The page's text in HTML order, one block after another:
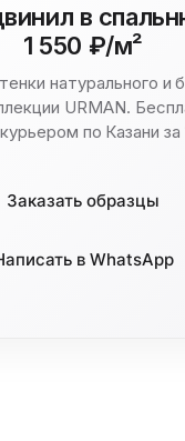
в
1 550 ₽/м²
натурального и
URMAN.
по Казани за
Заказать образцы
в WhatsApp